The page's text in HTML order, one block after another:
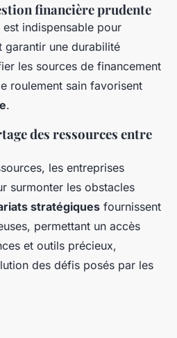
financière prudente
indispensable pour
garantir une durabilité
les sources de financement
roulement sain favorisent
.
des ressources entre
les entreprises
surmonter les obstacles
stratégiques fournissent
permettant un accès
et outils précieux,
des défis posés par les